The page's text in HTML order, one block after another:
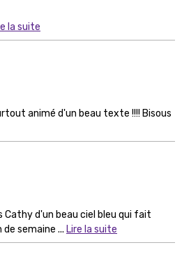
la suite
animé d'un beau texte !!!! Bisous
d'un beau ciel bleu qui fait
semaine ... Lire la suite